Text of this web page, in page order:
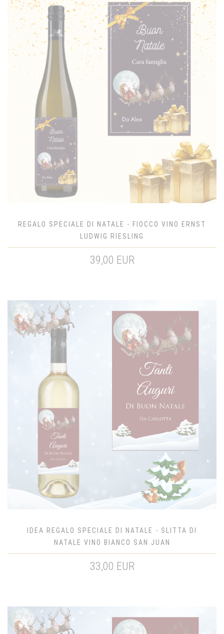
REGALO SPECIALE DI NATALE - FIOCCO VINO ERNST
LUDWIG RIESLING
39,00 EUR
IDEA REGALO SPECIALE DI NATALE - SLITTA DI
NATALE VINO BIANCO SAN JUAN
33,00 EUR